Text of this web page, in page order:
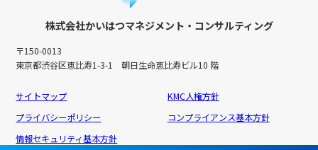
株式会社かいはつマネジメント・コンサルティング
〒150-0013
東京都渋谷区恵比寿1-3-1 朝日生命恵比寿ビル10 階
サイトマップ
KMC人権方針
プライバシーポリシー
コンプライアンス基本方針
情報セキュリティ基本方針